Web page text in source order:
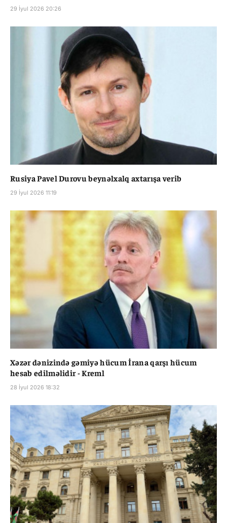
29 İyul 2026 20:26
Rusiya Pavel Durovu beynəlxalq axtarışa verib
29 İyul 2026 11:19
Xəzər dənizində gəmiyə hücum İrana qarşı hücum
hesab edilməlidir - Kreml
28 İyul 2026 18:32